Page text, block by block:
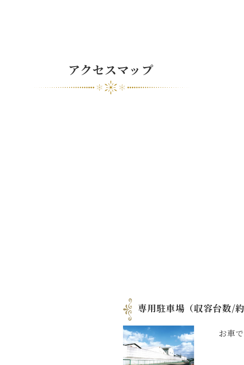
アクセスマップ
専用駐車場（収容台数/約
お車